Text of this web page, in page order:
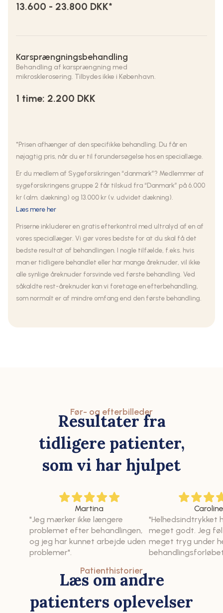
13.600 - 23.800 DKK*
Karsprængningsbehandling
Behandling af karsprængning med
mikrosklerosering. Tilbydes ikke i København.
1 time: 2.200 DKK
*Prisen afhænger af den specifikke behandling. Du får en
nøjagtig pris, når du er til forundersøgelse hos en speciallæge.
Er du medlem af Sygeforsikringen “danmark”? Medlemmer af
sygeforsikringens gruppe 2 får tilskud fra “Danmark” på 6.000
kr (alm. dækning) og 13.000 kr (v. udvidet dækning).
Læs mere her
Priserne inkluderer en gratis efterkontrol med ultralyd af en af
vores speciallæger. Vi gør vores bedste for at du skal få det
bedste resultat af behandlingen. I nogle tilfælde, f.eks. hvis
man er tidligere behandlet eller har mange åreknuder, vil ikke
alle synlige åreknuder forsvinde ved første behandling. Ved
såkaldte rest-åreknuder kan vi foretage en efterbehandling,
som normalt er af mindre omfang end den første behandling.
Før- og efterbilleder
Resultater fra
tidligere patienter,
som vi har hjulpet
Martina
"Jeg mærker ikke længere
problemet efter behandlingen,
og jeg har kunnet arbejde uden
problemer".
Caroline
"Helhedsindtrykket
meget godt. Jeg
meget tryg under
Patienthistorier
Læs om andre
patienters oplevelser